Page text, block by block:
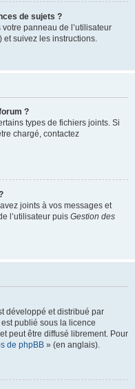
de sujets ?
panneau de l’utilisateur
) et suivez les instructions.
?
types de fichiers joints. Si
chargé, contactez
joints à vos messages et
l’utilisateur puis Gestion des
développé et distribué par
est publié sous la licence
peut être diffusé librement. Pour
de phpBB » (en anglais).